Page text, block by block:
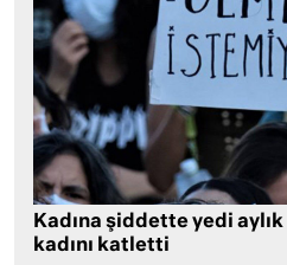
Kadına şiddette yedi
kadını katletti